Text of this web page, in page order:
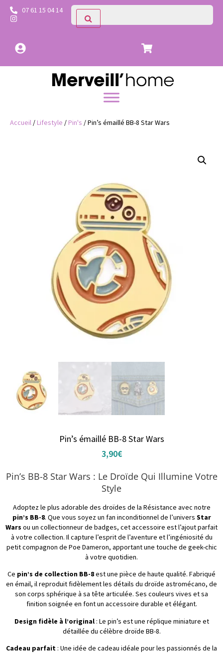
07 61 15 04 14
Accueil /Lifestyle /Pin's / Pin’s émaillé BB-8 Star Wars
Pin’s émaillé BB-8 Star Wars
3,90€
Pin’s BB-8 Star Wars : Le Droïde Qui Illumine Votre
Style
Adoptez le plus adorable des droïdes de la Résistance avec notre
pin’s BB-8. Que vous soyez un fan inconditionnel de l’univers Star
Wars ou un collectionneur de badges, cet accessoire est l’ajout parfait
à votre collection. Il capture l’esprit de l’aventure et l’ingéniosité du
petit compagnon de Poe Dameron, apportant une touche de geek-chic
à votre quotidien.
Ce pin’s de collection BB-8est une pièce de haute qualité. Fabriqué
en émail, il reproduit fidèlement les détails du droïde astromécano, de
son corps sphérique à sa tête articulée. Ses couleurs vives et sa
finition soignée en font un accessoire durable et élégant.
Design fidèle à l’original: Le pin’s est une réplique miniature et
détaillée du célèbre droïde BB-8.
Cadeau parfait : Une idée de cadeau idéale pour les passionnés de la